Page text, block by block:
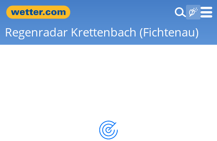
Regenradar Krettenbach (Fichtenau)